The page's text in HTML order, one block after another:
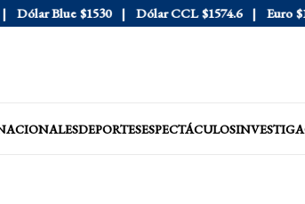
Dólar Blue $1530 Dólar CCL $1574.6 Euro
DEPORTESESPECTÁCULOS